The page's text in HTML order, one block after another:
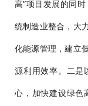
高”项目发展的同
统制造业整合，大
化能源管理，建立
源利用效率。二是
心，加快建设绿色